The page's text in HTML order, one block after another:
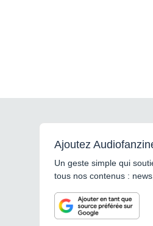
Ajoutez
Un geste simple qui
tous nos contenus :